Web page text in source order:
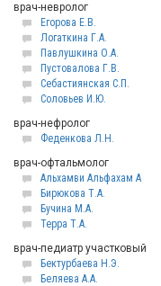
врач-невролог
Егорова Е.В.
Логаткина Г.А.
Павлушкина О.А.
Пустовалова Г.В.
Себастиянская С.П.
Соловьев И.Ю.
врач-нефролог
Феденкова Л.Н.
врач-офтальмолог
Альхамви Альфахам А
Бирюкова Т.А.
Бучина М.А.
Терра Т.А.
врач-педиатр участковый
Бектурбаева Н.Э.
Беляева А.А.